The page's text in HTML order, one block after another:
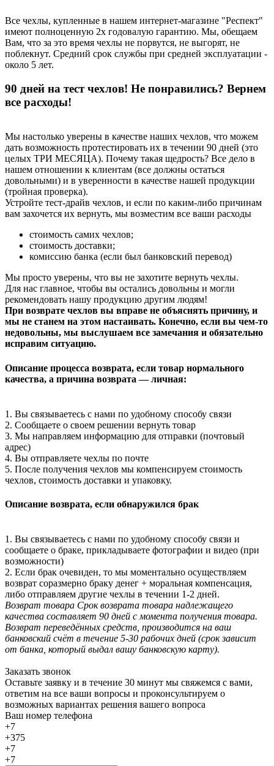
Все чехлы, купленные в нашем интернет-магазине "Респект"
имеют полноценную 2х годовалую гарантию. Мы, обещаем
Вам, что за это время чехлы не порвутся, не выгорят, не
поблекнут. Средний срок службы при средней эксплуатации -
около 5 лет.
90 дней на тест чехлов! Не понравились? Вернем
все расходы!
Мы настолько уверены в качестве наших чехлов, что можем
дать возможность протестировать их в течении 90 дней (это
целых ТРИ МЕСЯЦА). Почему такая щедрость? Все дело в
нашем отношении к клиентам (все должны остаться
довольными) и в уверенности в качестве нашей продукции
(тройная проверка).
Устройте тест-драйв чехлов, и если по каким-либо причинам
вам захочется их вернуть, мы возместим все ваши расходы
стоимость самих чехлов;
стоимость доставки;
комиссию банка (если был банковский перевод)
Мы просто уверены, что вы не захотите вернуть чехлы.
Для нас главное, чтобы вы остались довольны и могли
рекомендовать нашу продукцию другим людям!
При возврате чехлов вы вправе не объяснять причину, и
мы не станем на этом настаивать. Конечно, если вы чем-то
недовольны, мы выслушаем все замечания и обязательно
исправим ситуацию.
Описание процесса возврата, если товар нормального
качества, а причина возврата — личная:
1. Вы связываетесь с нами по удобному способу связи
2. Сообщаете о своем решении вернуть товар
3. Мы направляем информацию для отправки (почтовый
адрес)
4. Вы отправляете чехлы по почте
5. После получения чехлов мы компенсируем стоимость
чехлов, стоимость доставки и упаковку.
Описание возврата, если обнаружился брак
1. Вы связываетесь с нами по удобному способу связи и
сообщаете о браке, прикладываете фотографии и видео (при
возможности)
2. Если брак очевиден, то мы моментально осуществляем
возврат соразмерно браку денег + моральная компенсация,
либо отправляем другие чехлы в течении 1-2 дней.
Возврат товара Срок возврата товара надлежащего
качества составляет 90 дней с момента получения товара.
Возврат переведённых средств, производится на ваш
банковский счёт в течение 5-30 рабочих дней (срок зависит
от банка, который выдал вашу банковскую карту).
Заказать звонок
Оставьте заявку и в течение 30 минут мы свяжемся с вами,
ответим на все ваши вопросы и проконсультируем о
возможных вариантах решения вашего вопроса
Ваш номер телефона
+7
+375
+7
+7